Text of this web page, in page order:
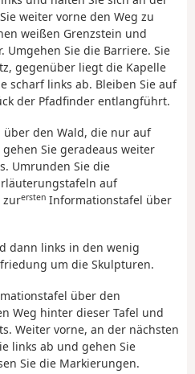
weiter vorne den Weg zu
weißen Grenzstein und
Umgehen Sie die Barriere. Sie
gegenüber liegt die Kapelle
scharf links ab. Bleiben Sie auf
der Pfadfinder entlangführt.
den Wald, die nur auf
Sie geradeaus weiter
Umrunden Sie die
auf
zurersten Informationstafel über
dann links in den wenig
um die Skulpturen.
über den
Weg hinter dieser Tafel und
Weiter vorne, an der nächsten
links ab und gehen Sie
Sie die Markierungen.